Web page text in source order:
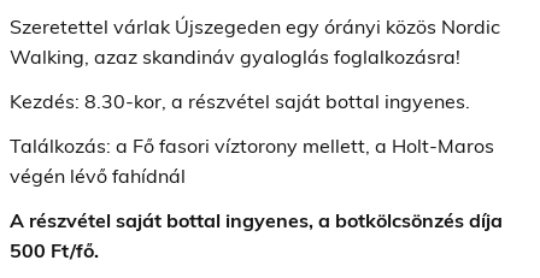
Szeretettel várlak Újszegeden egy órányi közös Nordic
Walking, azaz skandináv gyaloglás foglalkozásra!
Kezdés: 8.30-kor, a részvétel saját bottal ingyenes.
Találkozás: a Fő fasori víztorony mellett, a Holt-Maros
végén lévő fahídnál
A részvétel saját bottal ingyenes, a botkölcsönzés díja
500 Ft/fő.